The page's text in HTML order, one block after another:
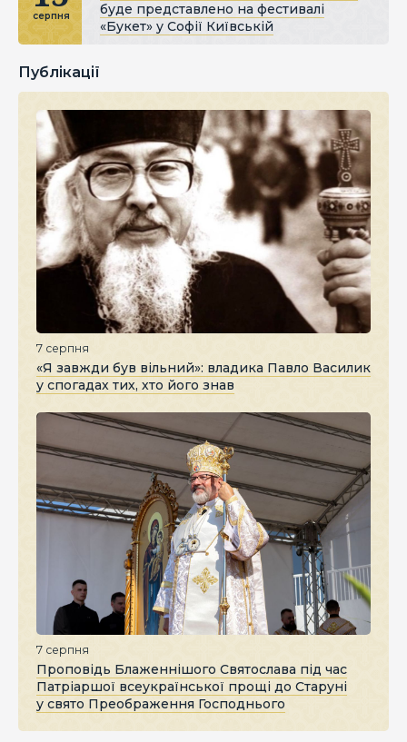
серпня
буде представлено на фестивалі
«Букет» у Софії Київській
Публікації
7 серпня
«Я завжди був вільний»: владика Павло Василик
у спогадах тих, хто його знав
7 серпня
Проповідь Блаженнішого Святослава під час
Патріаршої всеукраїнської прощі до Старуні
у свято Преображення Господнього